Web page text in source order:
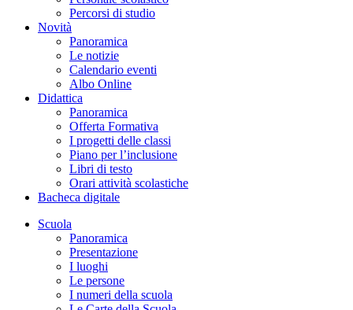
Percorsi di studio
Novità
Panoramica
Le notizie
Calendario eventi
Albo Online
Didattica
Panoramica
Offerta Formativa
I progetti delle classi
Piano per l’inclusione
Libri di testo
Orari attività scolastiche
Bacheca digitale
Scuola
Panoramica
Presentazione
I luoghi
Le persone
I numeri della scuola